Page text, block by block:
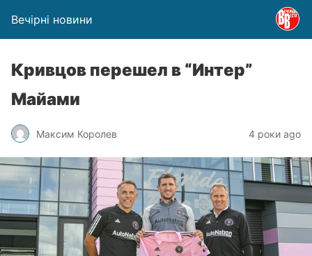
Вечірні новини
Кривцов перешел в “Интер”
Майами
Максим Королев 4 роки ago